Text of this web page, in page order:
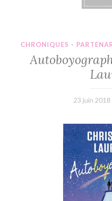
CHRONIQUES ·
23 juin 2018